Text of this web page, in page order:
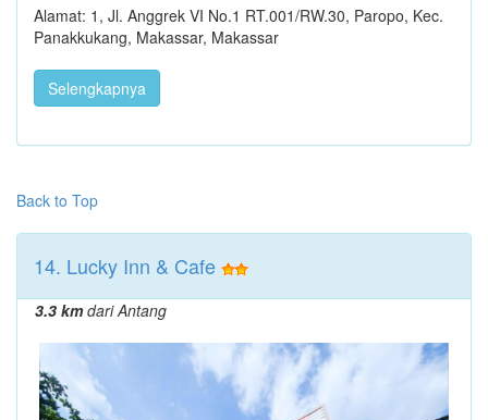
Alamat: 1, Jl. Anggrek VI No.1 RT.001/RW.30, Paropo, Kec.
Panakkukang, Makassar, Makassar
Selengkapnya
Back to Top
14. Lucky Inn & Cafe
3.3 kmdari Antang